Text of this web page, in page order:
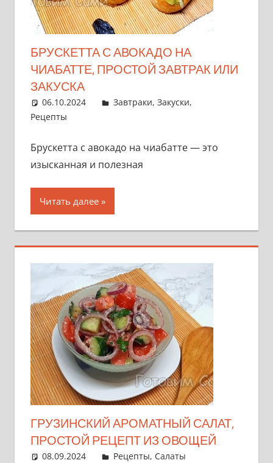
БРУСКЕТТА С АВОКАДО НА
ЧИАБАТТЕ, ПРОСТОЙ ЗАВТРАК ИЛИ
ЗАКУСКА
06.10.2024 admin
Завтраки, Закуски,
Рецепты
Брускетта с авокадо на чиабатте — это
изысканная и полезная
Читать далее
ГРУЗИНСКИЙ АРОМАТНЫЙ САЛАТ,
ПРОСТОЙ РЕЦЕПТ ИЗ ОВОЩЕЙ
08.09.2024 admin
Рецепты, Салаты